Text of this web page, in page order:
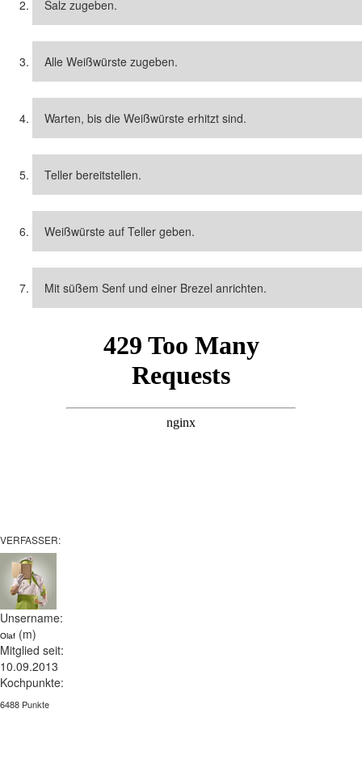
Salz zugeben.
Alle Weißwürste zugeben.
Warten, bis die Weißwürste erhitzt sind.
Teller bereitstellen.
Weißwürste auf Teller geben.
Mit süßem Senf und einer Brezel anrichten.
VERFASSER:
Unsername:
Olaf (m)
Mitglied seit:
10.09.2013
Kochpunkte:
6488 Punkte